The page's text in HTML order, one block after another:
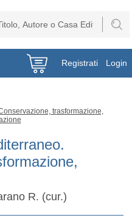
Registrati Login
R. (cur.)